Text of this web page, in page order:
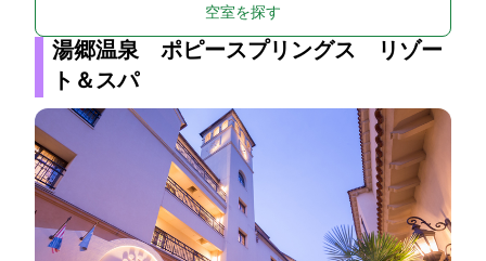
空室を探す
湯郷温泉 ポピースプリングス リゾー
ト＆スパ